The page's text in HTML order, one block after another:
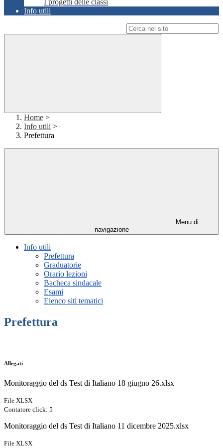
I progetti delle classi
Info utili
Home >
Info utili >
Prefettura
Menu di
navigazione
Info utili
Prefettura
Graduatorie
Orario lezioni
Bacheca sindacale
Esami
Elenco siti tematici
Prefettura
Allegati
Monitoraggio del ds Test di Italiano 18 giugno 26.xlsx
File XLSX
Contatore click: 5
Monitoraggio del ds Test di Italiano 11 dicembre 2025.xlsx
File XLSX